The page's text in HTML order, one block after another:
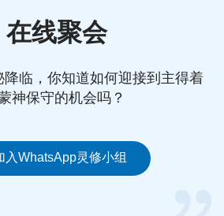
精神？”我赶忙问丈夫，丈夫
议的目光，没有说话。我在心里
美，我知道这都是神的保守。
3次化疗，更奇妙的事发生了。
做胃镜，想看看两个化疗后我的
在线聚会
降临，你知道如何迎接到主得着
神保守的机会吗？
入WhatsApp灵修小组